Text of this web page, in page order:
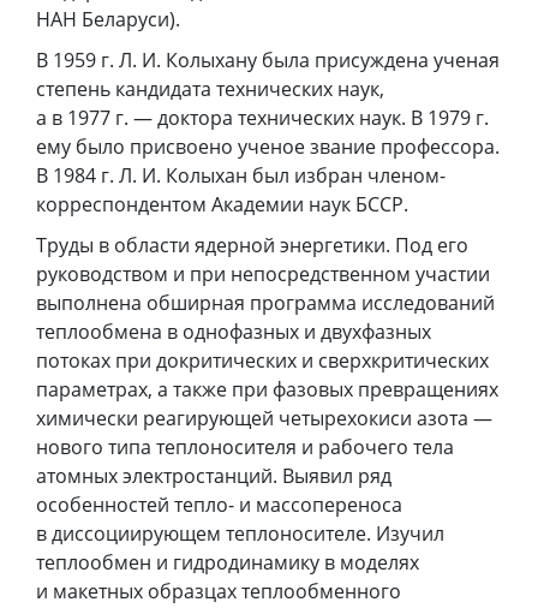
НАН Беларуси).
В 1959 г. Л. И. Колыхану была присуждена ученая
степень кандидата технических наук,
а в 1977 г. — доктора технических наук. В 1979 г.
ему было присвоено ученое звание профессора.
В 1984 г. Л. И. Колыхан был избран членом-
корреспондентом Академии наук БССР.
Труды в области ядерной энергетики. Под его
руководством и при непосредственном участии
выполнена обширная программа исследований
теплообмена в однофазных и двухфазных
потоках при докритических и сверхкритических
параметрах, а также при фазовых превращениях
химически реагирующей четырехокиси азота —
нового типа теплоносителя и рабочего тела
атомных электростанций. Выявил ряд
особенностей тепло- и массопереноса
в диссоциирующем теплоносителе. Изучил
теплообмен и гидродинамику в моделях
и макетных образцах теплообменного